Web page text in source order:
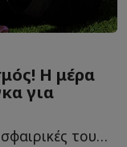
Η μέρα
για
Παρά τις αναμφισβήτητες ποδοσφαιρικές του ικανότητες, η...